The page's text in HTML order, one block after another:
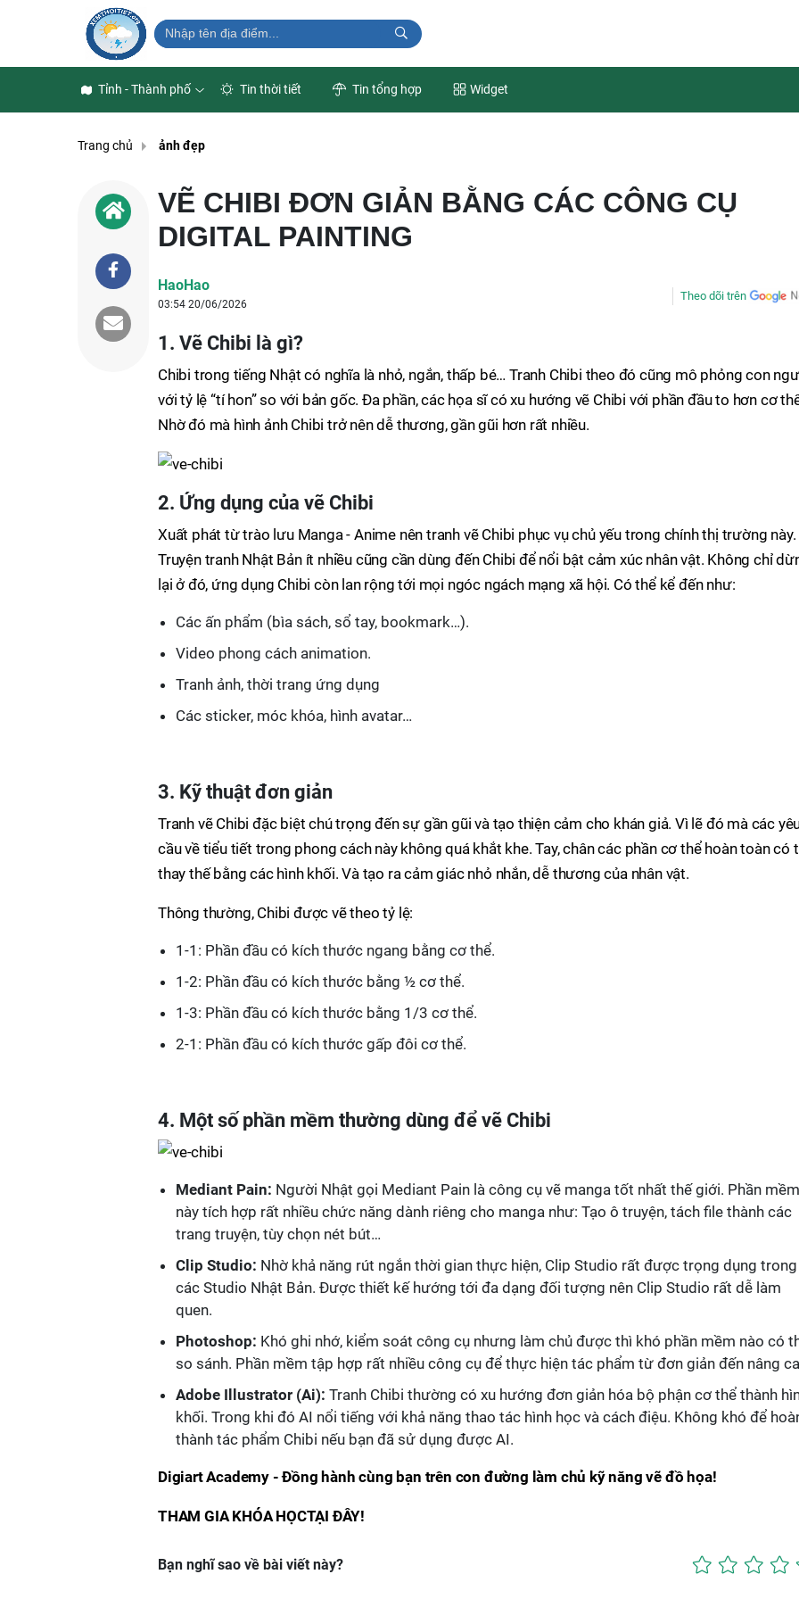
Tỉnh - Thành phố Tin thời tiết Tin tổng hợp Widget
Trang chủ ảnh đẹp
VẼ CHIBI ĐƠN GIẢN BẰNG CÁC CÔNG CỤ
DIGITAL PAINTING
HaoHao
03:54 20/06/2026
Theo dõi trên
1. Vẽ Chibi là gì?
Chibi trong tiếng Nhật có nghĩa là nhỏ, ngắn, thấp bé… Tranh Chibi theo đó cũng mô phỏng con
với tỷ lệ “tí hon” so với bản gốc. Đa phần, các họa sĩ có xu hướng vẽ Chibi với phần đầu to hơn cơ
Nhờ đó mà hình ảnh Chibi trở nên dễ thương, gần gũi hơn rất nhiều.
2. Ứng dụng của vẽ Chibi
Xuất phát từ trào lưu Manga - Anime nên tranh vẽ Chibi phục vụ chủ yếu trong chính thị trường này.
Truyện tranh Nhật Bản ít nhiều cũng cần dùng đến Chibi để nổi bật cảm xúc nhân vật. Không chỉ
lại ở đó, ứng dụng Chibi còn lan rộng tới mọi ngóc ngách mạng xã hội. Có thể kể đến như:
Các ấn phẩm (bìa sách, sổ tay, bookmark…).
Video phong cách animation.
Tranh ảnh, thời trang ứng dụng
Các sticker, móc khóa, hình avatar…
3. Kỹ thuật đơn giản
Tranh vẽ Chibi đặc biệt chú trọng đến sự gần gũi và tạo thiện cảm cho khán giả. Vì lẽ đó mà các
cầu về tiểu tiết trong phong cách này không quá khắt khe. Tay, chân các phần cơ thể hoàn toàn có
thay thế bằng các hình khối. Và tạo ra cảm giác nhỏ nhắn, dễ thương của nhân vật.
Thông thường, Chibi được vẽ theo tỷ lệ:
1-1: Phần đầu có kích thước ngang bằng cơ thể.
1-2: Phần đầu có kích thước bằng ½ cơ thể.
1-3: Phần đầu có kích thước bằng 1/3 cơ thể.
2-1: Phần đầu có kích thước gấp đôi cơ thể.
4. Một số phần mềm thường dùng để vẽ Chibi
Mediant Pain: Người Nhật gọi Mediant Pain là công cụ vẽ manga tốt nhất thế giới. Phần mềm
này tích hợp rất nhiều chức năng dành riêng cho manga như: Tạo ô truyện, tách file thành các
trang truyện, tùy chọn nét bút…
Clip Studio: Nhờ khả năng rút ngắn thời gian thực hiện, Clip Studio rất được trọng dụng trong
các Studio Nhật Bản. Được thiết kế hướng tới đa dạng đối tượng nên Clip Studio rất dễ làm
quen.
Photoshop: Khó ghi nhớ, kiểm soát công cụ nhưng làm chủ được thì khó phần mềm nào có
so sánh. Phần mềm tập hợp rất nhiều công cụ để thực hiện tác phẩm từ đơn giản đến nâng
Adobe Illustrator (Ai): Tranh Chibi thường có xu hướng đơn giản hóa bộ phận cơ thể thành
khối. Trong khi đó AI nổi tiếng với khả năng thao tác hình học và cách điệu. Không khó để
thành tác phẩm Chibi nếu bạn đã sử dụng được AI.
Digiart Academy - Đồng hành cùng bạn trên con đường làm chủ kỹ năng vẽ đồ họa!
THAM GIA KHÓA HỌCTẠI ĐÂY!
Bạn nghĩ sao về bài viết này?